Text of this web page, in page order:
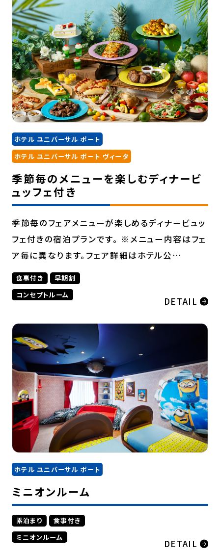
ホテル ユニバーサル ポート
ホテル ユニバーサル ポート ヴィータ
季節毎のメニューを楽しむディナービ
ュッフェ付き
季節毎のフェアメニューが楽しめるディナービュッ
フェ付きの宿泊プランです。 ※メニュー内容はフェ
ア毎に異なります。フェア詳細はホテル公…
食事付き
早期割
コンセプトルーム
DETAIL
ホテル ユニバーサル ポート
ミニオンルーム
素泊まり
食事付き
ミニオンルーム
DETAIL